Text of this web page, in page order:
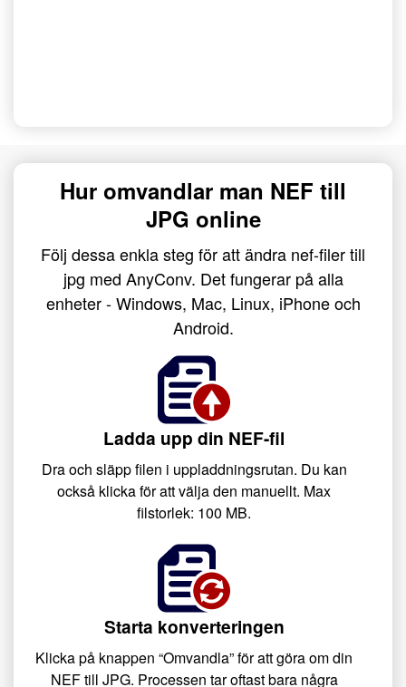
Hur omvandlar man NEF till
JPG online
Följ dessa enkla steg för att ändra nef-filer till
jpg med AnyConv. Det fungerar på alla
enheter - Windows, Mac, Linux, iPhone och
Android.
Ladda upp din NEF-fil
Dra och släpp filen i uppladdningsrutan. Du kan
också klicka för att välja den manuellt. Max
filstorlek: 100 MB.
Starta konverteringen
Klicka på knappen “Omvandla” för att göra om din
NEF till JPG. Processen tar oftast bara några